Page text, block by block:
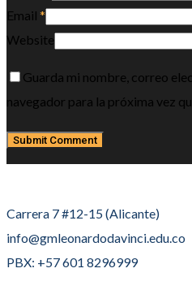
Email *
Website
Guarda mi nombre, correo
navegador para la próxima vez
Carrera 7 #12-15 (Alicante)
info@gmleonardodavinci.edu.co
PBX: +57 601 8296999